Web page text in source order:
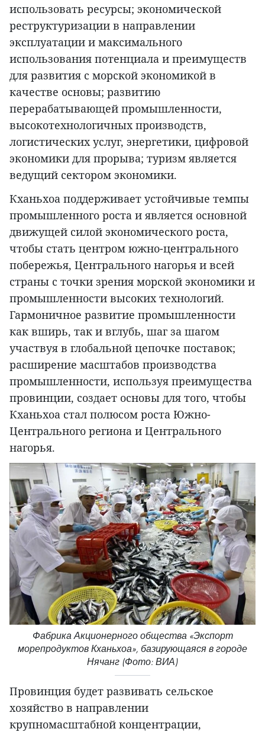
использовать ресурсы; экономической
реструктуризации в направлении
эксплуатации и максимального
использования потенциала и преимуществ
для развития с морской экономикой в
качестве основы; развитию
перерабатывающей промышленности,
высокотехнологичных производств,
логистических услуг, энергетики, цифровой
экономики для прорыва; туризм является
ведущий сектором экономики.
Кханьхоа поддерживает устойчивые темпы
промышленного роста и является основной
движущей силой экономического роста,
чтобы стать центром южно-центрального
побережья, Центрального нагорья и всей
страны с точки зрения морской экономики и
промышленности высоких технологий.
Гармоничное развитие промышленности
как вширь, так и вглубь, шаг за шагом
участвуя в глобальной цепочке поставок;
расширение масштабов производства
промышленности, используя преимущества
провинции, создает основы для того, чтобы
Кханьхоа стал полюсом роста Южно-
Центрального региона и Центрального
нагорья.
Фабрика Акционерного общества «Экспорт
морепродуктов Кханьхоа», базирующаяся в городе
Нячанг (Фото: ВИА)
Провинция будет развивать сельское
хозяйство в направлении
крупномасштабной концентрации,